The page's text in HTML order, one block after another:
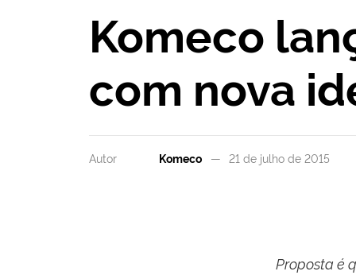
Komeco
com nova
Autor Komeco 21 de julho de 2015
Proposta é